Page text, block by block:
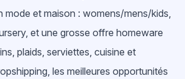
mode et maison : womens/mens/kids,
et une grosse offre homeware
plaids, serviettes, cuisine et
les meilleures opportunités